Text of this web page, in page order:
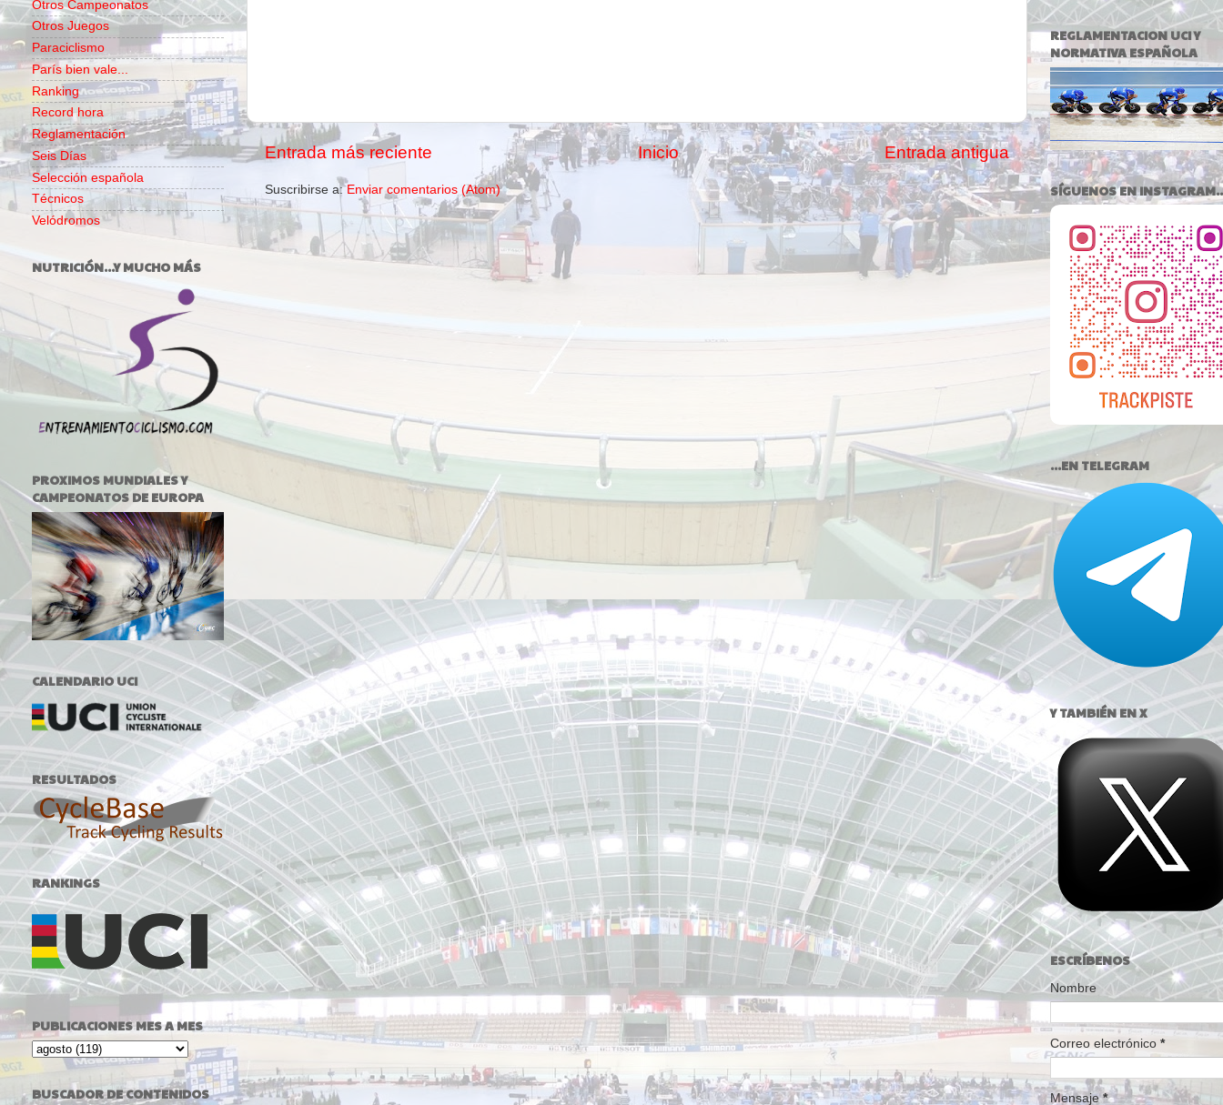
Entrada más reciente Entrada antigua
Inicio
Suscribirse a:Enviar comentarios (Atom)
Otros Campeonatos
Otros Juegos
Paraciclismo
París bien vale...
Ranking
Record hora
Reglamentación
Seis Días
Selección española
Técnicos
Velódromos
NUTRICIÓN...Y MUCHO MÁS
PROXIMOS MUNDIALES Y
CAMPEONATOS DE EUROPA
CALENDARIO UCI
RESULTADOS
RANKINGS
PUBLICACIONES MES A MES
BUSCADOR DE CONTENIDOS
REGLAMENTACION UCI Y
NORMATIVA ESPAÑOLA
SÍGUENOS EN
...EN TELEGRAM
Y TAMBIÉN EN X
ESCRÍBENOS
Nombre
Correo electrónico *
Mensaje*